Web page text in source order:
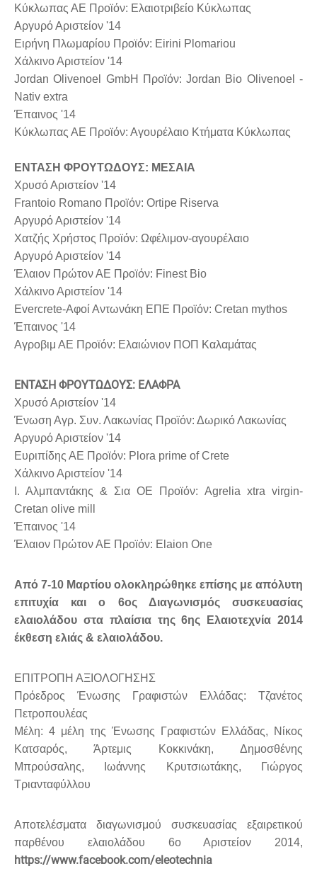
Κύκλωπας ΑΕ Προϊόν: Ελαιοτριβείο Κύκλωπας
Αργυρό Αριστείον '14
Ειρήνη Πλωμαρίου Προϊόν: Eirini Plomariou
Χάλκινο Αριστείον '14
Jordan Olivenoel GmbH Προϊόν: Jordan Bio Olivenoel -
Nativ extra
Έπαινος '14
Κύκλωπας ΑΕ Προϊόν: Αγουρέλαιο Κτήματα Κύκλωπας
ΕΝΤΑΣΗ ΦΡΟΥΤΩΔΟΥΣ: ΜΕΣΑΙΑ
Χρυσό Αριστείον '14
Frantoio Romano Προϊόν: Ortipe Riserva
Αργυρό Αριστείον '14
Χατζής Χρήστος Προϊόν: Ωφέλιμον-αγουρέλαιο
Αργυρό Αριστείον '14
Έλαιον Πρώτον ΑΕ Προϊόν: Finest Bio
Χάλκινο Αριστείον '14
Evercrete-Αφοί Αντωνάκη ΕΠΕ Προϊόν: Cretan mythos
Έπαινος '14
Αγροβιμ ΑΕ Προϊόν: Ελαιώνιον ΠΟΠ Καλαμάτας
ΕΝΤΑΣΗ ΦΡΟΥΤΩΔΟΥΣ: ΕΛΑΦΡΑ
Χρυσό Αριστείον '14
Ένωση Αγρ. Συν. Λακωνίας Προϊόν: Δωρικό Λακωνίας
Αργυρό Αριστείον '14
Ευριπίδης ΑΕ Προϊόν: Plora prime of Crete
Χάλκινο Αριστείον '14
Ι. Αλμπαντάκης & Σια ΟΕ Προϊόν: Agrelia xtra virgin-
Cretan olive mill
Έπαινος '14
Έλαιον Πρώτον ΑΕ Προϊόν: Elaion One
Από 7-10 Μαρτίου ολοκληρώθηκε επίσης με απόλυτη
επιτυχία και ο 6ος Διαγωνισμός συσκευασίας
ελαιολάδου στα πλαίσια της 6ης Ελαιοτεχνία 2014
έκθεση ελιάς & ελαιολάδου.
ΕΠΙΤΡΟΠΗ ΑΞΙΟΛΟΓΗΣΗΣ
Πρόεδρος Ένωσης Γραφιστών Ελλάδας: Τζανέτος
Πετροπουλέας
Μέλη: 4 μέλη της Ένωσης Γραφιστών Ελλάδας, Νίκος
Κατσαρός, Άρτεμις Κοκκινάκη, Δημοσθένης
Μπρούσαλης, Ιωάννης Κρυτσιωτάκης, Γιώργος
Τριανταφύλλου
Αποτελέσματα διαγωνισμού συσκευασίας εξαιρετικού
παρθένου ελαιολάδου 6ο Αριστείον 2014,
https://www.facebook.com/eleotechnia